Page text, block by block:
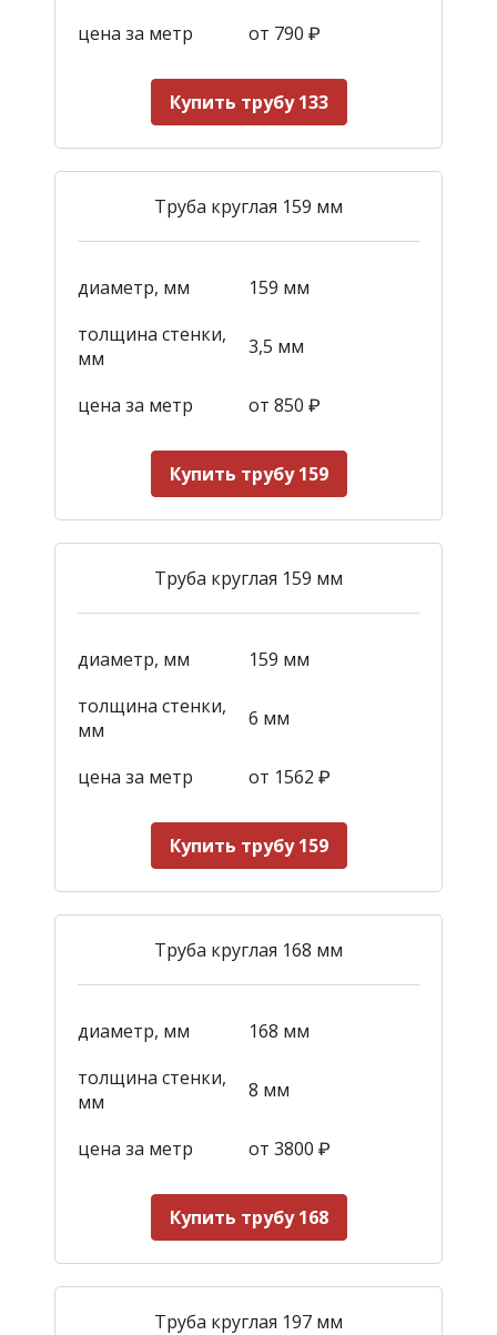
цена за метр от 790 ₽
Купить трубу 133
Труба круглая 159 мм
диаметр, мм
159 мм
толщина стенки,
мм
3,5 мм
цена за метр от 850 ₽
Купить трубу 159
Труба круглая 159 мм
диаметр, мм
159 мм
толщина стенки,
мм
6 мм
цена за метр от 1562 ₽
Купить трубу 159
Труба круглая 168 мм
диаметр, мм
168 мм
толщина стенки,
мм
8 мм
цена за метр от 3800 ₽
Купить трубу 168
Труба круглая 197 мм